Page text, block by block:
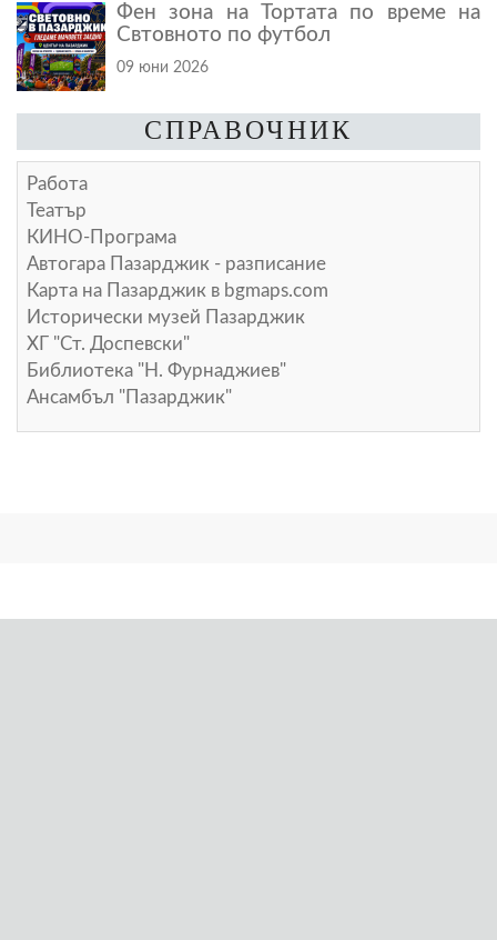
Фен зона на Тортата по време на
Свтовното по футбол
09 юни 2026
СПРАВОЧНИК
Работа
Театър
КИНО-Програма
Автогара Пазарджик - разписание
Карта на Пазарджик в bgmaps.com
Исторически музей Пазарджик
ХГ "Ст. Доспевски"
Библиотека "Н. Фурнаджиев"
Ансамбъл "Пазарджик"